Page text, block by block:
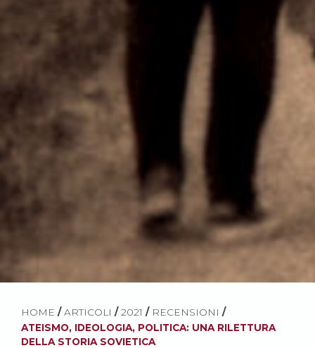
HOME / ARTICOLI / 2021 / RECENSIONI /
ATEISMO, IDEOLOGIA, POLITICA: UNA RILETTURA
DELLA STORIA SOVIETICA